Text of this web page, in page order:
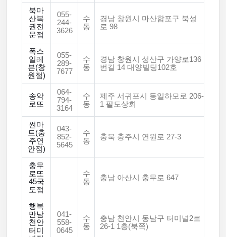
북마
산복
권전
문점
055-
244-
3626
수
동
경남 창원시 마산합포구 북성
로 98
폭스
일레
븐(창
원점)
055-
289-
7677
수
동
경남 창원시 성산구 가양로136
번길 14 대양빌딩102호
송악
로또
064-
794-
3164
수
동
제주 서귀포시 동일하모로 206-
1 팔도상회
썬마
트(충
주연
안점)
043-
852-
5645
수
동
충북 충주시 연원로 27-3
충무
로또
45국
도점
수
동
충남 아산시 충무로 647
행복
만남
천안
터미
041-
558-
0645
수
동
충남 천안시 동남구 터미널2로
26-1 1층(북쪽)